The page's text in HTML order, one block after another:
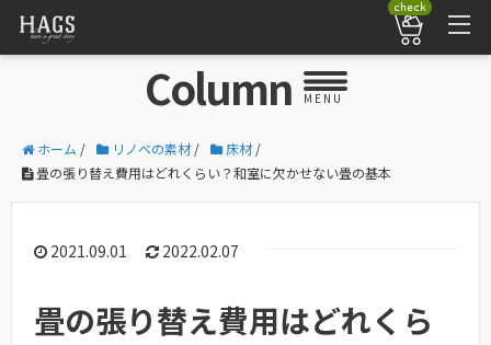
check
Column MENU
ホーム / リノベの素材/ 床材/
畳の張り替え費用はどれくらい？和室に欠かせない畳の基本
2021.09.01 2022.02.07
畳の張り替え費用はどれくら